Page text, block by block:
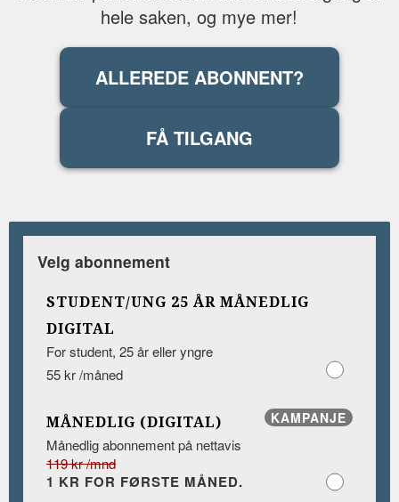
hele saken, og mye mer!
ALLEREDE ABONNENT?
FÅ TILGANG
Velg abonnement
STUDENT/UNG 25 ÅR MÅNEDLIG
DIGITAL
For student, 25 år eller yngre
55 kr /måned
KAMPANJE
MÅNEDLIG (DIGITAL)
Månedlig abonnement på nettavis
119 kr /mnd
1 KR FOR FØRSTE MÅNED.